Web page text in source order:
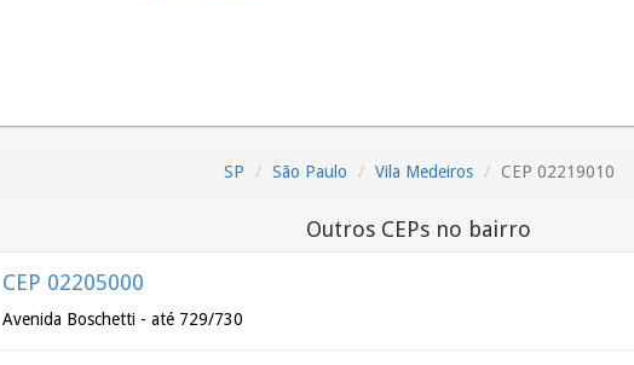
SP São Paulo Vila Medeiros CEP 02219010
Outros CEPs no bairro
CEP 02205000
Avenida Boschetti - até 729/730